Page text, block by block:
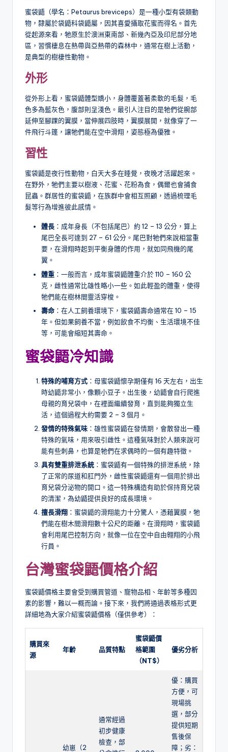
蜜袋鼯（學名：Petaurus breviceps）是一種小型有袋類動
物，隸屬於袋鼯科袋鼯屬，因其喜愛攝取花蜜而得名。首先
從起源來看，牠原生於澳洲東南部、新幾內亞及印尼部分地
區，習慣棲息在熱帶與亞熱帶的森林中，通常在樹上活動，
是典型的樹棲性動物。
外形
從外形上看，蜜袋鼯體型嬌小，身體覆蓋著柔軟的毛髮，毛
色多為藍灰色，腹部則呈淺色。最引人注目的是牠們從腕部
延伸至腳踝的翼膜，當伸展四肢時，翼膜展開，就像穿了一
件飛行斗篷，讓牠們能在空中滑翔，姿態極為優雅。
習性
蜜袋鼯是夜行性動物，白天大多在睡覺，夜晚才活躍起來。
在野外，牠們主要以樹液、花蜜、花粉為食，偶爾也會捕食
昆蟲。群居性的蜜袋鼯，在族群中會相互照顧，透過梳理毛
髮等行為增進彼此感情。
體長 ：成年身長（不包括尾巴）約 12 – 13 公分，算上
尾巴全長可達到 27 – 61 公分。尾巴對牠們來說相當重
要，在滑翔時起到平衡身體的作用，就如同飛機的尾
翼。
體重 ：一般而言，成年蜜袋鼯體重介於 110 – 160 公
克，雌性通常比雄性略小一些。如此輕盈的體重，使得
牠們能在樹林間靈活穿梭。
壽命 ：在人工飼養環境下，蜜袋鼯壽命通常在 10 – 15
年。但如果飼養不當，例如飲食不均衡、生活環境不佳
等，可能會縮短其壽命。
蜜袋鼯冷知識
特殊的哺育方式 ：母蜜袋鼯懷孕期僅有 16 天左右，出生
時幼鼯非常小，像顆小豆子。出生後，幼鼯會自行爬進
母親的育兒袋中，在裡面繼續發育，直到能夠獨立生
活，這個過程大約需要 2 – 3 個月。
發情的特殊氣味 ：雄性蜜袋鼯在發情期，會散發出一種
特殊的氣味，用來吸引雌性。這種氣味對於人類來說可
能有些刺鼻，也算是牠們在求偶時的一個有趣特徵。
具有雙重排泄系統 ：蜜袋鼯有一個特殊的排泄系統，除
了正常的尿道和肛門外，雌性蜜袋鼯還有一個用於排出
育兒袋分泌物的開口。這一特殊構造有助於保持育兒袋
的清潔，為幼鼯提供良好的成長環境。
擅長滑翔 ：蜜袋鼯的滑翔能力十分驚人，憑藉翼膜，牠
們能在樹木間滑翔數十公尺的距離。在滑翔時，蜜袋鼯
會利用尾巴控制方向，就像一位在空中自由翱翔的小飛
行員。
台灣蜜袋鼯價格介紹
蜜袋鼯價格主要會受到購買管道、寵物品相、年齡等多種因
素的影響，難以一概而論。接下來，我們將通過表格形式更
詳細地為大家介紹蜜袋鼯價格（僅供參考）：
購買來
源
年齡 品質特點
蜜袋鼯價
格範圍
（NT$）
優劣分析
幼崽（2
通常經過
初步健康
檢查，部
優：購買
方便，可
現場挑
選，部分
提供短期
售後保
障；劣：